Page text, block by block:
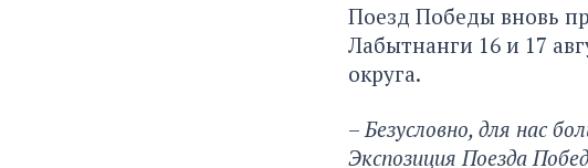
Поезд Победы вновь
Лабытнанги 16 и 17
округа.
– Безусловно, для нас
Экспозиция Поезда